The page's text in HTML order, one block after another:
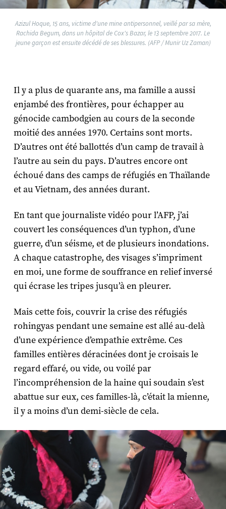
Azizul Hoque, 15 ans, victime d'une mine antipersonnel, veillé par sa mère,
Rachida Begum, dans un hôpital de Cox's Bazar, le 13 septembre 2017. Le
jeune garçon est ensuite décédé de ses blessures. (AFP / Munir Uz Zaman)
Il y a plus de quarante ans, ma famille a aussi
enjambé des frontières, pour échapper au
génocide cambodgien au cours de la seconde
moitié des années 1970. Certains sont morts.
D’autres ont été ballottés d’un camp de travail à
l’autre au sein du pays. D’autres encore ont
échoué dans des camps de réfugiés en Thaïlande
et au Vietnam, des années durant.
En tant que journaliste vidéo pour l’AFP, j’ai
couvert les conséquences d’un typhon, d’une
guerre, d’un séisme, et de plusieurs inondations.
A chaque catastrophe, des visages s’impriment
en moi, une forme de souffrance en relief inversé
qui écrase les tripes jusqu’à en pleurer.
Mais cette fois, couvrir la crise des réfugiés
rohingyas pendant une semaine est allé au-delà
d’une expérience d’empathie extrême. Ces
familles entières déracinées dont je croisais le
regard effaré, ou vide, ou voilé par
l’incompréhension de la haine qui soudain s’est
abattue sur eux, ces familles-là, c’était la mienne,
il y a moins d’un demi-siècle de cela.